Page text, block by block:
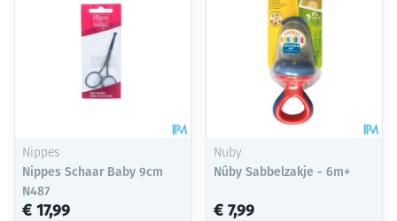
Nippes
Nippes Schaar Baby 9cm
N487
€ 17,99
Nuby
Nûby Sabbelzakje - 6m+
€ 7,99